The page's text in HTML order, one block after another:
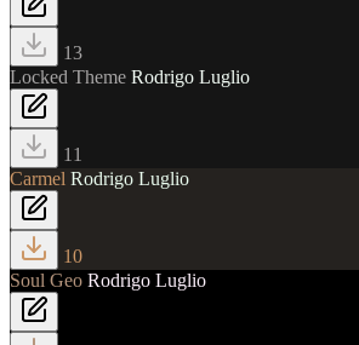
13
Locked Theme Rodrigo Luglio
11
Carmel Rodrigo Luglio
10
Soul Geo Rodrigo Luglio